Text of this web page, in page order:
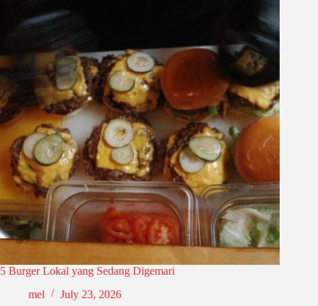
5 Burger Lokal yang Sedang Digemari
mel
July 23, 2026